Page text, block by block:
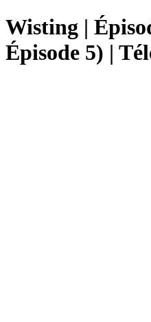
Wisting |
Épisode 5) |